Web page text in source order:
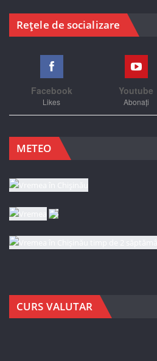
Rețele de socializare
Facebook
Likes
Youtube
Abonați
METEO
CURS VALUTAR